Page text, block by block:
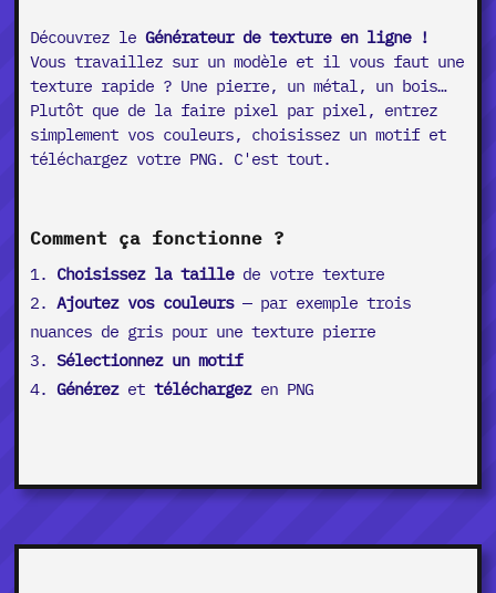
Découvrez leGénérateur de texture en ligne !
Vous travaillez sur un modèle et il vous faut une
texture rapide ? Une pierre, un métal, un bois…
Plutôt que de la faire pixel par pixel, entrez
simplement vos couleurs, choisissez un motif et
téléchargez votre PNG. C'est tout.
Comment ça fonctionne ?
Choisissez la taillede votre texture
Ajoutez vos couleurs— par exemple trois
nuances de gris pour une texture pierre
Sélectionnez un motif
Générezettéléchargezen PNG